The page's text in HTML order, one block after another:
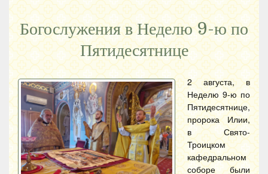
Богослужения в Неделю 9-ю по
Пятидесятнице
2 августа, в
Неделю 9-ю по
Пятидесятнице,
пророка Илии,
в Свято-
Троицком
кафедральном
соборе были